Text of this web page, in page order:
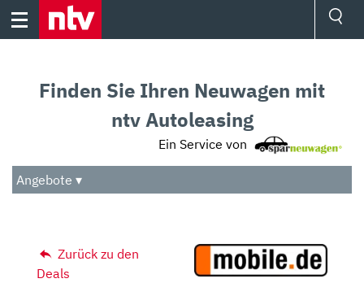
Skip
Audio
Das Beste
Finden Sie Ihren Neuwagen mit
ntv Autoleasing
Ein Service von
Angebote ▾
Zurück zu den
Deals